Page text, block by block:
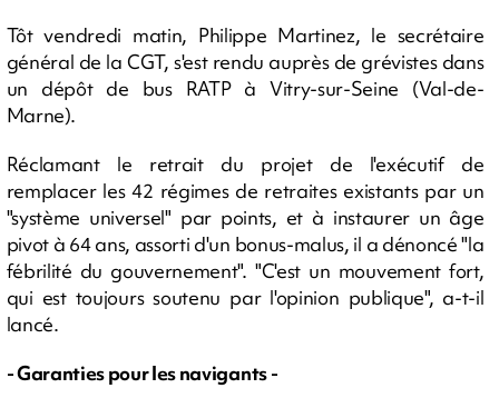
Tôt vendredi matin, Philippe Martinez, le secrétaire
général de la CGT, s'est rendu auprès de grévistes dans
un dépôt de bus RATP à Vitry-sur-Seine (Val-de-
Marne).
Réclamant le retrait du projet de l'exécutif de
remplacer les 42 régimes de retraites existants par un
"système universel" par points, et à instaurer un âge
pivot à 64 ans, assorti d'un bonus-malus, il a dénoncé "la
fébrilité du gouvernement". "C'est un mouvement fort,
qui est toujours soutenu par l'opinion publique", a-t-il
lancé.
- Garanties pour les navigants -